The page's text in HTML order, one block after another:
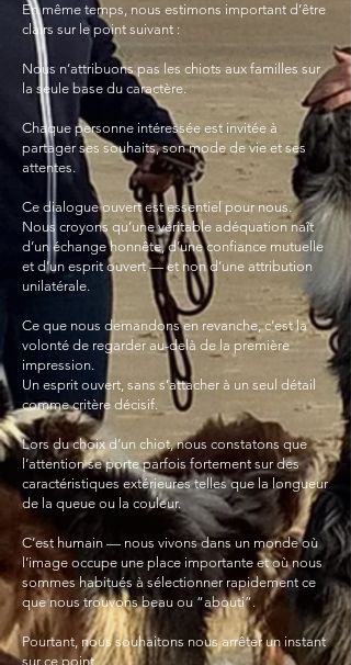
En même temps, nous estimons important d’être
clairs sur le point suivant :
Nous n’attribuons pas les chiots aux familles sur
la seule base du caractère.
Chaque personne intéressée est invitée à
partager ses souhaits, son mode de vie et ses
attentes.
Ce dialogue ouvert est essentiel pour nous.
Nous croyons qu’une véritable adéquation naît
d’un échange honnête, d’une confiance mutuelle
et d’un esprit ouvert — et non d’une attribution
unilatérale.
Ce que nous demandons en revanche, c’est la
volonté de regarder au-delà de la première
impression.
Un esprit ouvert, sans s’attacher à un seul détail
comme critère décisif.
Lors du choix d’un chiot, nous constatons que
l’attention se porte parfois fortement sur des
caractéristiques extérieures telles que la longueur
de la queue ou la couleur.
C’est humain — nous vivons dans un monde où
l’image occupe une place importante et où nous
sommes habitués à sélectionner rapidement ce
que nous trouvons beau ou “abouti”.
Pourtant, nous souhaitons nous arrêter un instant
sur ce point.